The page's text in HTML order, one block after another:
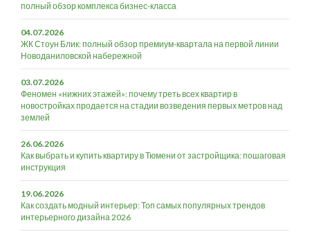
полный обзор комплекса бизнес-класса
04.07.2026
ЖК Стоун Блик: полный обзор премиум-квартала на первой линии
Новоданиловской набережной
03.07.2026
Феномен «нижних этажей»: почему треть всех квартир в
новостройках продается на стадии возведения первых метров над
землей
26.06.2026
Как выбрать и купить квартиру в Тюмени от застройщика: пошаговая
инструкция
19.06.2026
Как создать модный интерьер: Топ самых популярных трендов
интерьерного дизайна 2026